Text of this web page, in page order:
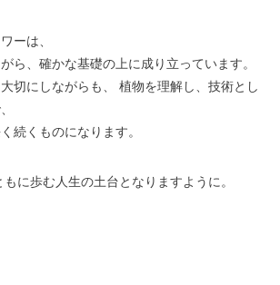
ーは、
ら、確かな基礎の上に成り立っています。
切にしながらも、 植物を理解し、技術とし
続くものになります。
に歩む人生の土台となりますように。